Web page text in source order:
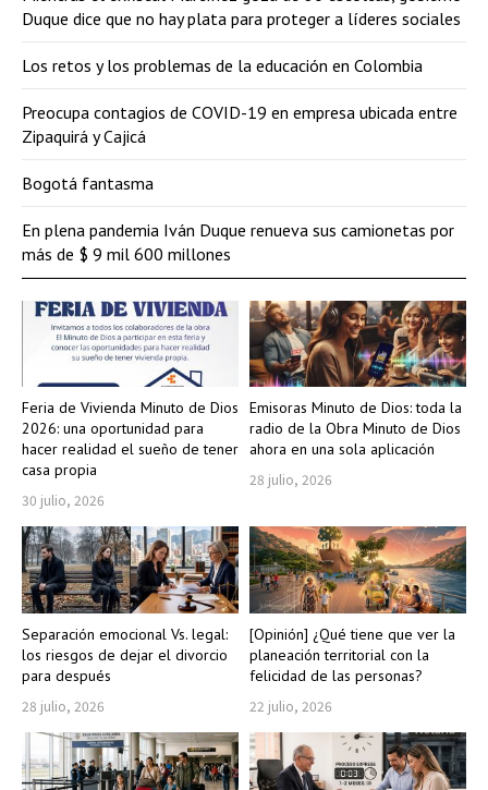
Feria de Vivienda Minuto de Dios
2026: una oportunidad para
hacer realidad el sueño de tener
casa propia
30 julio, 2026
Emisoras Minuto de Dios: toda la
radio de la Obra Minuto de Dios
ahora en una sola aplicación
28 julio, 2026
Separación emocional Vs. legal:
los riesgos de dejar el divorcio
para después
28 julio, 2026
[Opinión] ¿Qué tiene que ver la
planeación territorial con la
felicidad de las personas?
22 julio, 2026
Duque dice que no hay plata para proteger a líderes sociales
Los retos y los problemas de la educación en Colombia
Preocupa contagios de COVID-19 en empresa ubicada entre
Zipaquirá y Cajicá
Bogotá fantasma
En plena pandemia Iván Duque renueva sus camionetas por
más de $ 9 mil 600 millones